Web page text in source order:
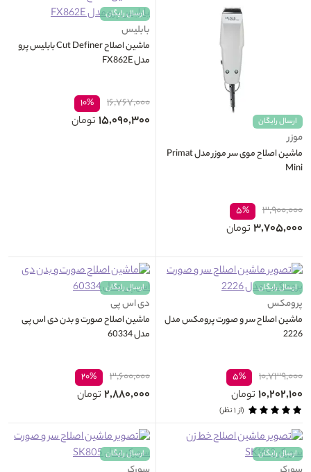
ارسال رایگان
موزر
ماشین اصلاح موی سر موزر مدل Primat
Mini
۳,۹۰۰,۰۰۰ ۵%
۳,۷۰۵,۰۰۰ تومان
ارسال رایگان
بابلیس
ماشين اصلاح Cut Definer بابليس پرو
مدل FX862E
۱۶,۷۶۷,۰۰۰ ۱۰%
۱۵,۰۹۰,۳۰۰ تومان
ارسال رایگان
پرومکس
ماشین اصلاح سر و صورت پرومکس مدل
2226
۱۰,۷۳۹,۰۰۰ ۵%
۱۰,۲۰۲,۱۰۰ تومان
(از ۱ نظر)
ارسال رایگان
دی اس پی
ماشین اصلاح صورت و بدن دی اس پی
مدل 60334
۳,۶۰۰,۰۰۰ ۲۰%
۲,۸۸۰,۰۰۰ تومان
ارسال رایگان ارسال رایگان